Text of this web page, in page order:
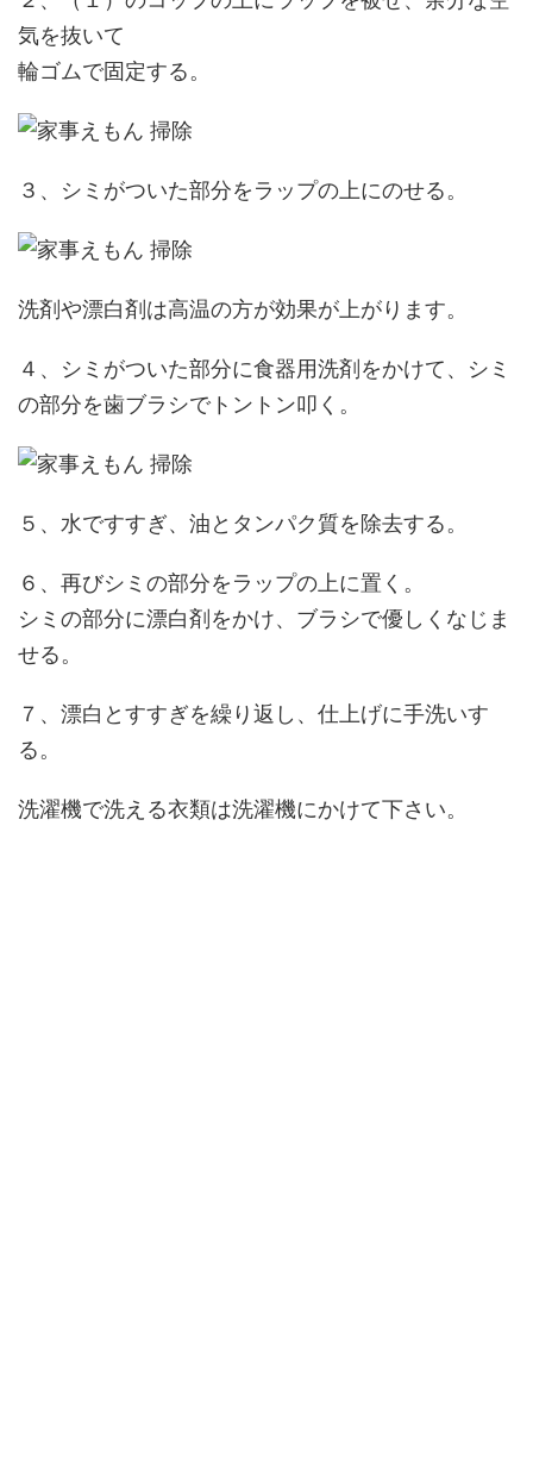
気を抜いて
輪ゴムで固定する。
３、シミがついた部分をラップの上にのせる。
洗剤や漂白剤は高温の方が効果が上がります。
４、シミがついた部分に食器用洗剤をかけて、シミ
の部分を歯ブラシでトントン叩く。
５、水ですすぎ、油とタンパク質を除去する。
６、再びシミの部分をラップの上に置く。
シミの部分に漂白剤をかけ、ブラシで優しくなじま
せる。
７、漂白とすすぎを繰り返し、仕上げに手洗いす
る。
洗濯機で洗える衣類は洗濯機にかけて下さい。